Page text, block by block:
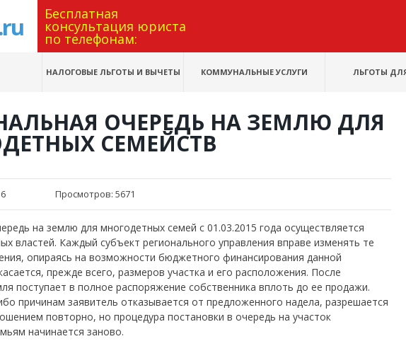
Бесплатная
консультация юриста
по телефонам:
НАЛОГОВЫЕ ЛЬГОТЫ И ВЫЧЕТЫ КОММУНАЛЬНЫЕ УСЛУГИ ЛЬГОТЫ
ОЧЕРЕДЬ НА ЗЕМЛЮ ДЛЯ
СЕМЕЙСТВ
Просмотров: 5671
на землю для многодетных семей с 01.03.2015 года осуществляется
властей. Каждый субъект регионального управления вправе изменять те
опираясь на возможности бюджетного финансирования данной
прежде всего, размеров участка и его расположения. После
поступает в полное распоряжение собственника вплоть до ее продажи.
причинам заявитель отказывается от предложенного надела, разрешается
повторно, но процедура постановки в очередь на участок
начинается заново.